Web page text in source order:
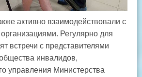
активно взаимодействовали с
Регулярно для
встречи с представителями
инвалидов,
управления Министерства